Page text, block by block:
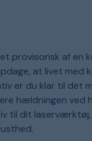
provisorisk af en
at livet med
er du klar til det
hældningen
til dit